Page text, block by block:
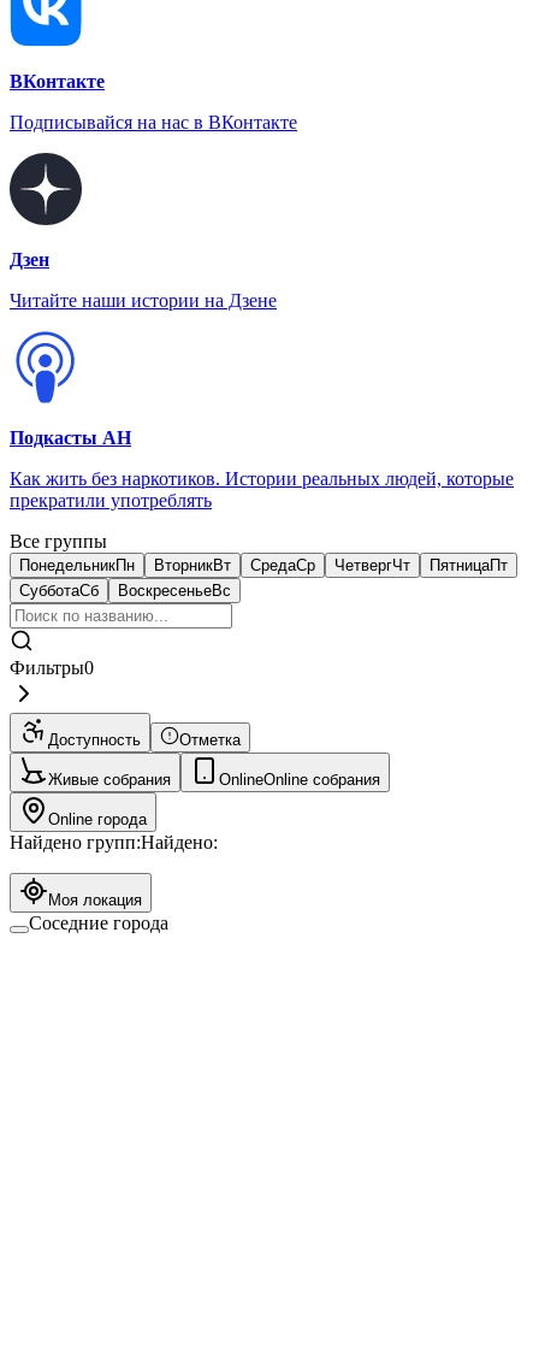
ВКонтакте
Подписывайся на нас в ВКонтакте
Дзен
Читайте наши истории на Дзене
Подкасты АН
Как жить без наркотиков. Истории реальных людей, которые
прекратили употреблять
Все группы
ПонедельникПн ВторникВт СредаСр ЧетвергЧт ПятницаПт
СубботаСб ВоскресеньеВс
Фильтры0
Доступность Отметка
Живые собрания OnlineOnline собрания
Online города
Найдено групп:Найдено:
Моя локация
Соседние города